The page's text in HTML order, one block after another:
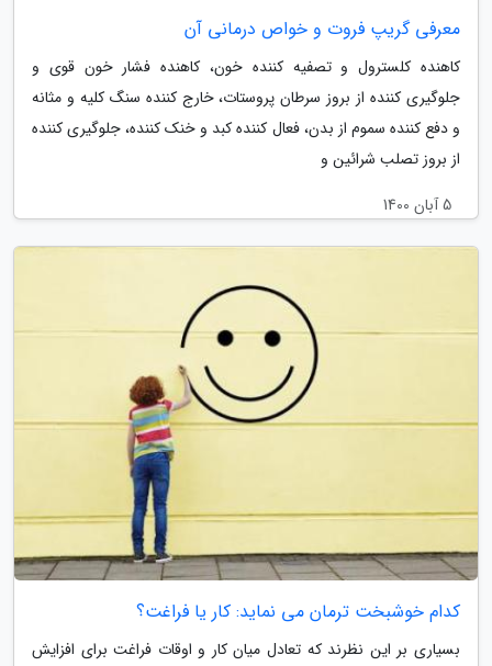
معرفی گریپ فروت و خواص درمانی آن
کاهنده کلسترول و تصفیه کننده خون، کاهنده فشار خون قوی و
جلوگیری کننده از بروز سرطان پروستات، خارج کننده سنگ کلیه و مثانه
و دفع کننده سموم از بدن، فعال کننده کبد و خنک کننده، جلوگیری کننده
از بروز تصلب شرائین و
5 آبان 1400
کدام خوشبخت ترمان می نماید: کار یا فراغت؟
بسیاری بر این نظرند که تعادل میان کار و اوقات فراغت برای افزایش